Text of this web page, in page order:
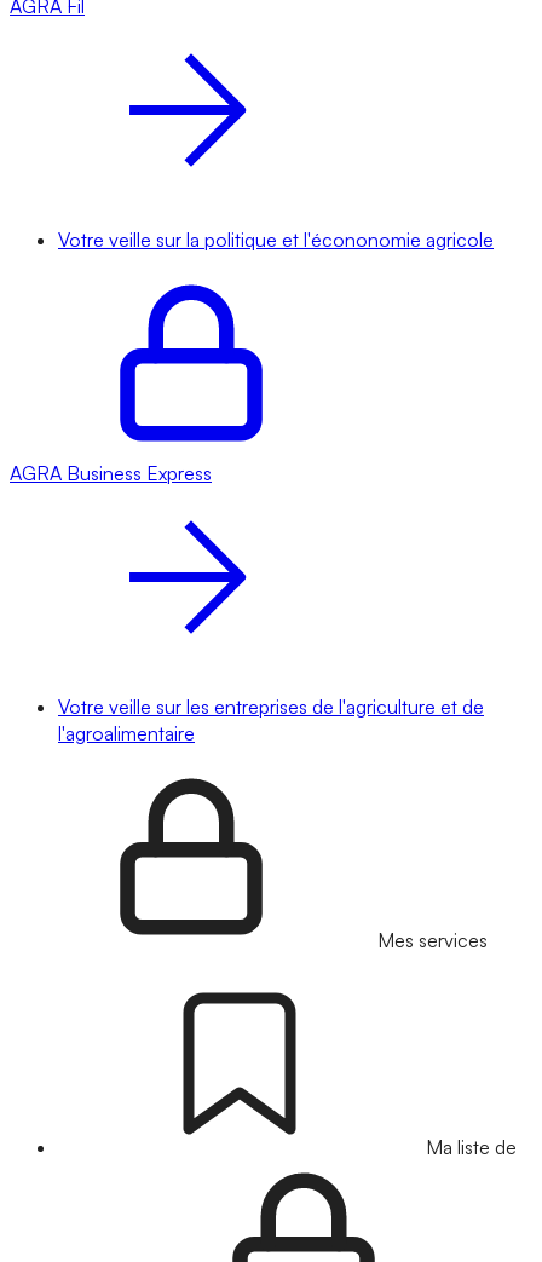
AGRA Fil
Votre veille sur la politique et l'écononomie agricole
AGRA Business Express
Votre veille sur les entreprises de l'agriculture et de
l'agroalimentaire
Mes services
Ma liste de